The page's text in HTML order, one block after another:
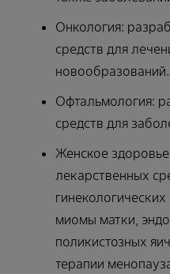
Онкология:
средств для
новообразований.
Офтальмология:
средств для
Женское
лекарственных
миомы матки,
поликистозных
терапии